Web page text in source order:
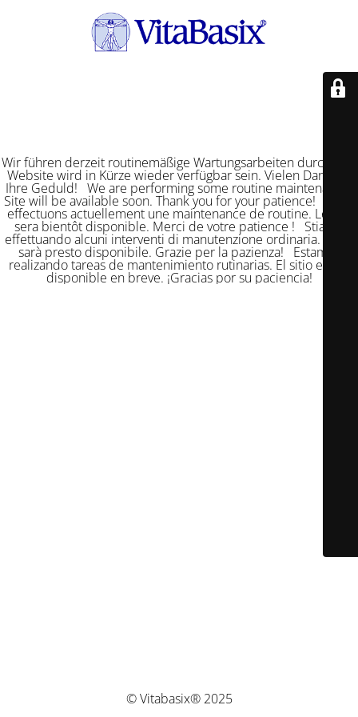
Wir führen derzeit routinemäßige Wartungsarbeiten durch. Die
Website wird in Kürze wieder verfügbar sein. Vielen Dank für
Ihre Geduld! We are performing some routine maintenance.
Site will be available soon. Thank you for your patience! Nous
effectuons actuellement une maintenance de routine. Le site
sera bientôt disponible. Merci de votre patience ! Stiamo
effettuando alcuni interventi di manutenzione ordinaria. Il sito
sarà presto disponibile. Grazie per la pazienza! Estamos
realizando tareas de mantenimiento rutinarias. El sitio estará
disponible en breve. ¡Gracias por su paciencia!
© Vitabasix® 2025